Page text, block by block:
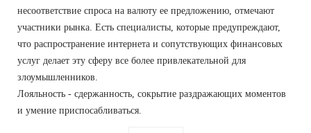
несоответствие спроса на валюту ее предложению, отмечают
участники рынка. Есть специалисты, которые предупреждают,
что распространение интернета и сопутствующих финансовых
услуг делает эту сферу все более привлекательной для
злоумышленников.
Лояльность - сдержанность, сокрытие раздражающих моментов
и умение приспосабливаться.